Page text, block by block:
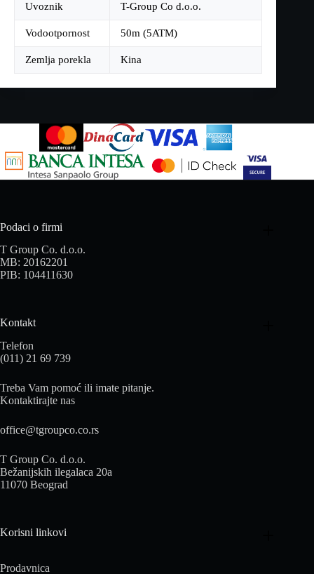
Uvoznik T-Group Co d.o.o.
Vodootpornost 50m (5ATM)
Zemlja porekla Kina
Podaci o firmi
T Group Co. d.o.o.
MB: 20162201
PIB: 104411630
Kontakt
Telefon
(011) 21 69 739
Treba Vam pomoć ili imate pitanje.
Kontaktirajte nas
office@tgroupco.co.rs
T Group Co. d.o.o.
Bežanijskih ilegalaca 20a
11070 Beograd
Korisni linkovi
Prodavnica